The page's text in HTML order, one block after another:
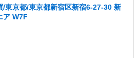
/東京都/東京都新宿区新宿6-27-30 新
ア W7F